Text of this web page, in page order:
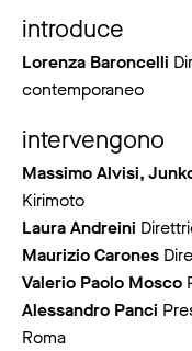
introduce
Lorenza Baroncelli
contemporaneo
intervengono
Massimo Alvisi,
Kirimoto
Laura Andreini
Maurizio Carones
Valerio Paolo Mosco
Alessandro Panci
Roma